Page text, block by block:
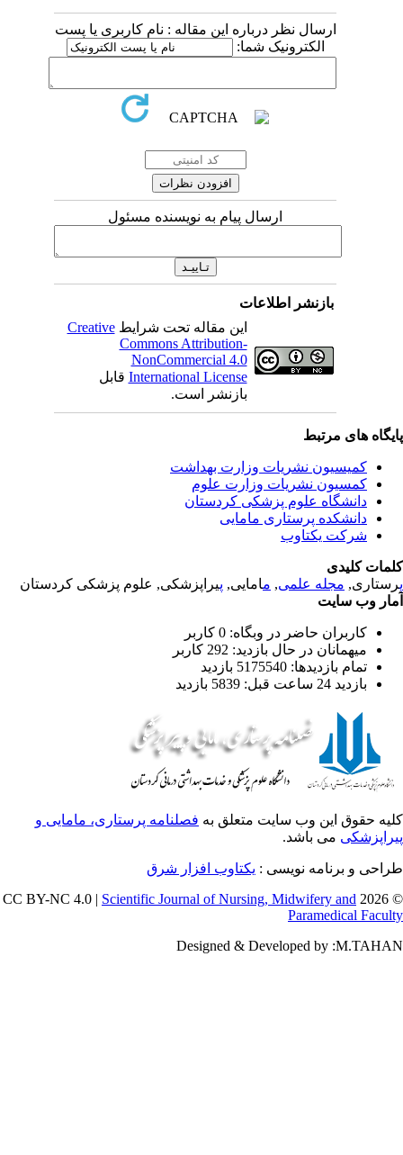
ارسال نظر درباره این مقاله : نام کاربری یا پست
الکترونیک شما:
ارسال پیام به نویسنده مسئول
بازنشر اطلاعات
این مقاله تحت شرایطCreative
Commons Attribution-
NonCommercial 4.0
International Licenseقابل
بازنشر است.
های مرتبط
کمیسیون نشریات وزارت بهداشت
کمسیون نشریات وزارت علوم
دانشگاه علوم پزشکی کردستان
دانشکده پرستاری مامایی
شرکت یکتاوب
کلیدی
مجله علمی, م امایی, پیراپزشکی, علوم پزشکی کردستان
وب سایت
کاربران حاضر در وبگاه: 0 کاربر
میهمانان در حال بازدید: 292 کاربر
تمام بازدید‌ها: 5175540 بازدید
بازدید 24 ساعت قبل: 5839 بازدید
حقوق این وب سایت متعلق بهفصلنامه پرستاری، مامایی و
می باشد.
و برنامه نویسی : یکتاوب افزار شرق
©
Scientific Journal of Nursing, Midwifery and
Paramedical
Designed & Developed by